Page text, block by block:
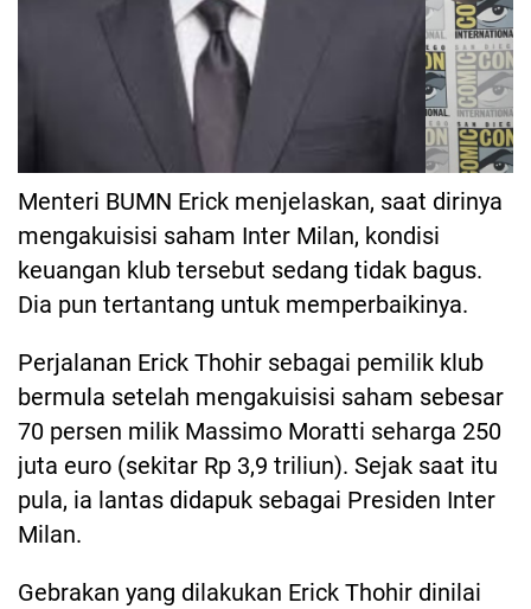
Menteri BUMN Erick menjelaskan, saat dirinya
mengakuisisi saham Inter Milan, kondisi
keuangan klub tersebut sedang tidak bagus.
Dia pun tertantang untuk memperbaikinya.
Perjalanan Erick Thohir sebagai pemilik klub
bermula setelah mengakuisisi saham sebesar
70 persen milik Massimo Moratti seharga 250
juta euro (sekitar Rp 3,9 triliun). Sejak saat itu
pula, ia lantas didapuk sebagai Presiden Inter
Milan.
Gebrakan yang dilakukan Erick Thohir dinilai